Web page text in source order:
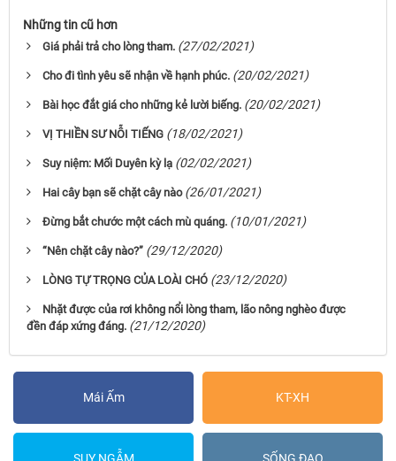
Những tin cũ hơn
Giá phải trả cho lòng tham. (27/02/2021)
Cho đi tình yêu sẽ nhận về hạnh phúc. (20/02/2021)
Bài học đắt giá cho những kẻ lười biếng. (20/02/2021)
VỊ THIỀN SƯ NỖI TIẾNG (18/02/2021)
Suy niệm: Mối Duyên kỳ lạ (02/02/2021)
Hai cây bạn sẽ chặt cây nào (26/01/2021)
Đừng bắt chước một cách mù quáng. (10/01/2021)
“Nên chặt cây nào?” (29/12/2020)
LÒNG TỰ TRỌNG CỦA LOÀI CHÓ (23/12/2020)
Nhặt được của rơi không nổi lòng tham, lão nông nghèo được
đền đáp xứng đáng. (21/12/2020)
Mái Ấm KT-XH